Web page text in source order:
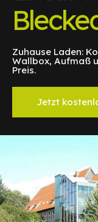
Zuhause Laden:
Wallbox, Aufmaß
Preis.
Jetzt